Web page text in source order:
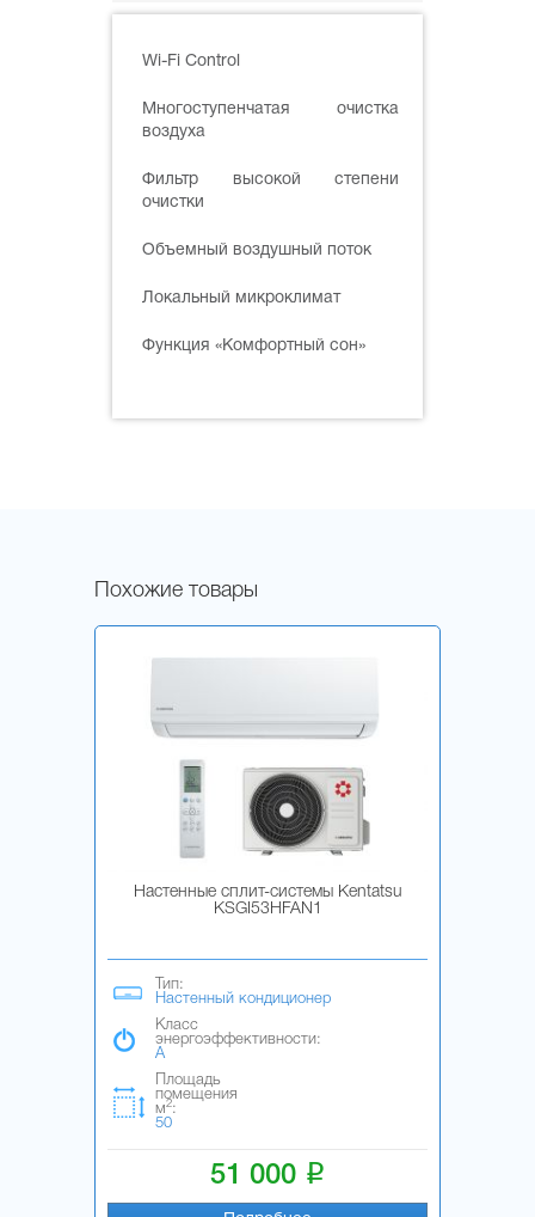
Wi-Fi Control
Многоступенчатая очистка
воздуха
Фильтр высокой степени
очистки
Объемный воздушный поток
Локальный микроклимат
Функция «Комфортный сон»
Похожие товары
Настенные сплит-системы Kentatsu
KSGI53HFAN1
Тип:
Настенный кондиционер
Класс
энергоэффективности:
A
Площадь
помещения
м2:
50
51 000 i